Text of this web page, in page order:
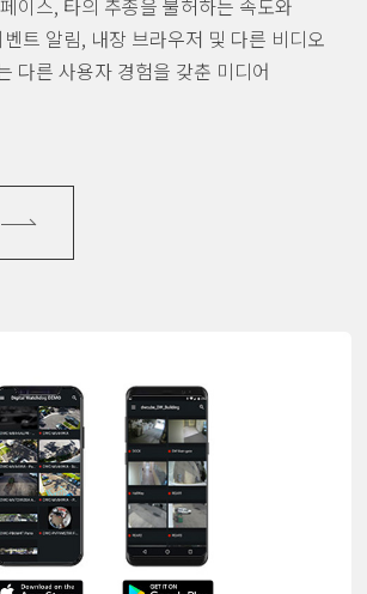
트 알림, 내장 브라우저 및 다른 비디오
다른 사용자 경험을 갖춘 미디어